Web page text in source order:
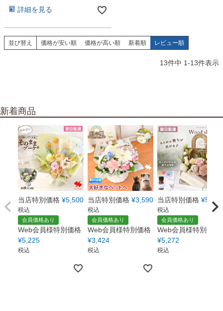
詳細を見る
並び替え 価格が安い順 価格が高い順 新着順 レビュー順
13件中 1-13件表示
新着商品
当店特別価格 ¥5,500
税込
会員価格あり
Web会員様特別価格
¥5,225
税込
当店特別価格 ¥3,590
税込
会員価格あり
Web会員様特別価格
¥3,424
税込
当店特別価格 ¥5,550
税込
会員価格あり
Web会員様特別価格
¥5,272
税込